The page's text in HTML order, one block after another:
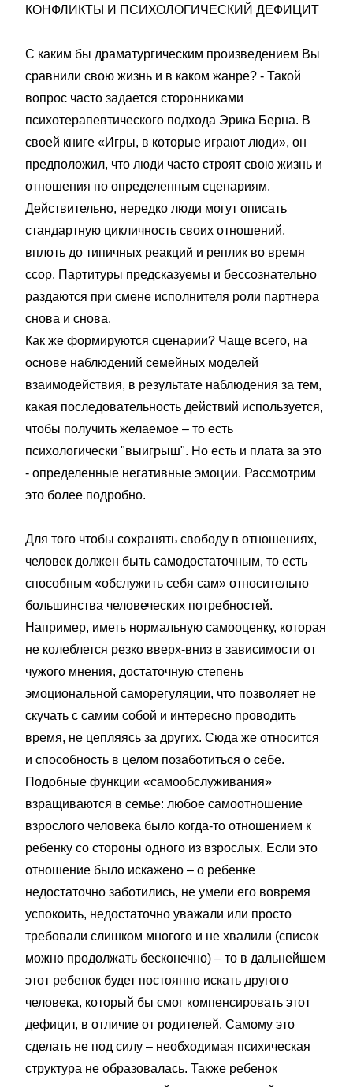
КОНФЛИКТЫ И ПСИХОЛОГИЧЕСКИЙ ДЕФИЦИТ
С каким бы драматургическим произведением Вы
сравнили свою жизнь и в каком жанре? - Такой
вопрос часто задается сторонниками
психотерапевтического подхода Эрика Берна. В
своей книге «Игры, в которые играют люди», он
предположил, что люди часто строят свою жизнь и
отношения по определенным сценариям.
Действительно, нередко люди могут описать
стандартную цикличность своих отношений,
вплоть до типичных реакций и реплик во время
ссор. Партитуры предсказуемы и бессознательно
раздаются при смене исполнителя роли партнера
снова и снова.
Как же формируются сценарии? Чаще всего, на
основе наблюдений семейных моделей
взаимодействия, в результате наблюдения за тем,
какая последовательность действий используется,
чтобы получить желаемое – то есть
психологически "выигрыш". Но есть и плата за это
- определенные негативные эмоции. Рассмотрим
это более подробно.
Для того чтобы сохранять свободу в отношениях,
человек должен быть самодостаточным, то есть
способным «обслужить себя сам» относительно
большинства человеческих потребностей.
Например, иметь нормальную самооценку, которая
не колеблется резко вверх-вниз в зависимости от
чужого мнения, достаточную степень
эмоциональной саморегуляции, что позволяет не
скучать с самим собой и интересно проводить
время, не цепляясь за других. Сюда же относится
и способность в целом позаботиться о себе.
Подобные функции «самообслуживания»
взращиваются в семье: любое самоотношение
взрослого человека было когда-то отношением к
ребенку со стороны одного из взрослых. Если это
отношение было искажено – о ребенке
недостаточно заботились, не умели его вовремя
успокоить, недостаточно уважали или просто
требовали слишком многого и не хвалили (список
можно продолжать бесконечно) – то в дальнейшем
этот ребенок будет постоянно искать другого
человека, который бы смог компенсировать этот
дефицит, в отличие от родителей. Самому это
сделать не под силу – необходимая психическая
структура не образовалась. Также ребенок